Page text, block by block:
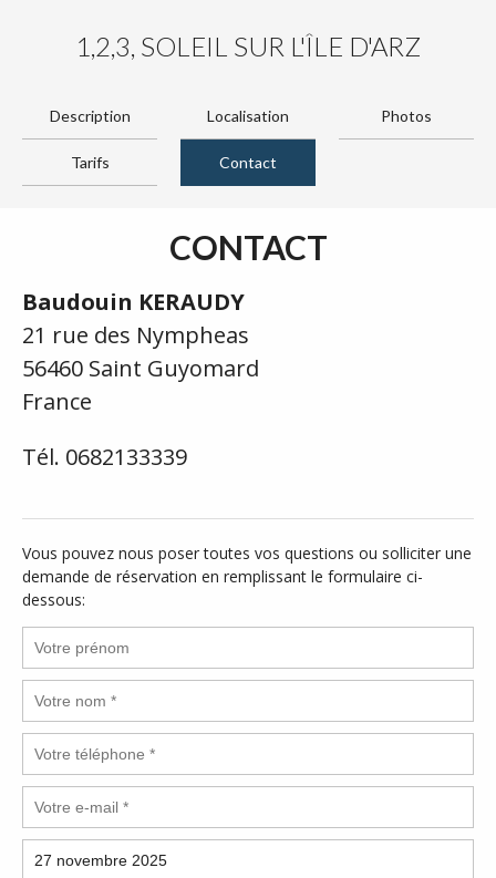
1,2,3, SOLEIL SUR L'ÎLE D'ARZ
Description Localisation Photos
Tarifs Contact
CONTACT
Baudouin KERAUDY
21 rue des Nympheas
56460 Saint Guyomard
France
Tél. 0682133339
Vous pouvez nous poser toutes vos questions ou solliciter une
demande de réservation en remplissant le formulaire ci-
dessous: